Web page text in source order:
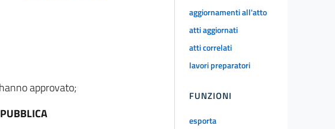
approvato;
aggiornamenti all'atto
atti aggiornati
atti correlati
lavori preparatori
FUNZIONI
esporta